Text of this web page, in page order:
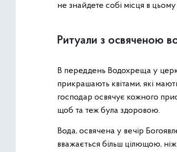
не знайдете собі місця в цьому
Ритуали з освяченою
В переддень Водохреща у
прикрашають квітами, які
господар освячує кожного
щоб та теж була здоровою.
Вода, освячена у вечір
вважається більш цілющою,